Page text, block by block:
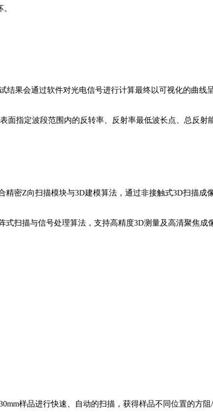
果会通过软件对光电信号进行计算最终以可视化的曲
指定波段范围内的反转率、反射率最低波长点、总反射
密Z向扫描模块与3D建模算法，通过非接触式3D扫描成
扫描与信号处理算法，支持高精度3D测量及高清聚焦成
样品进行快速、自动的扫描，获得样品不同位置的方阻/